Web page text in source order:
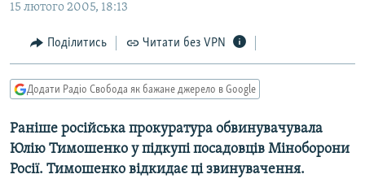
УКРАЇНА
СВІТ
СХЕМИ
КИТАЙ.ВИКЛИКИ
ФОТО
СПЕЦПРОЄКТИ
15 лютого 2005, 18:13
Поділитись Читати без VPN
Додати Радіо Свобода як бажане джерело в Google
Раніше російська прокуратура обвинувачувала
Юлію Тимошенко у підкупі посадовців Міноборони
Росії. Тимошенко відкидає ці звинувачення.